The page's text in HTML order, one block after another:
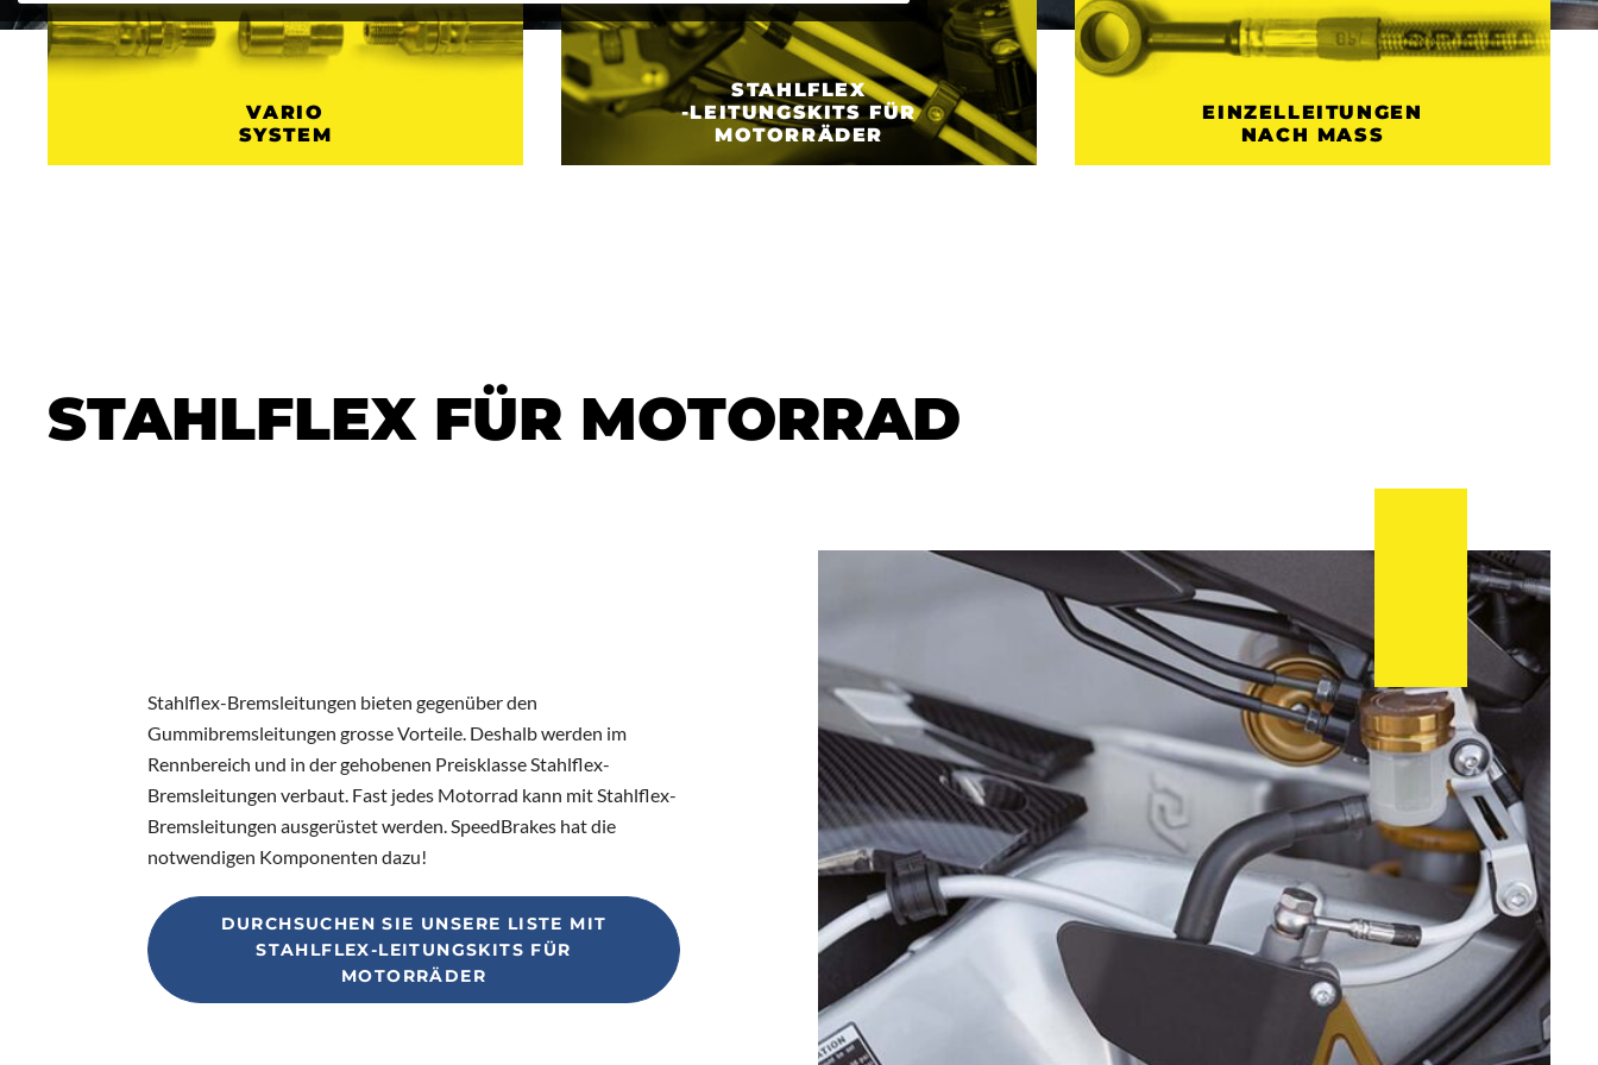
VARIO
SYSTEM
STAHLFLEX
-LEITUNGSKITS FÜR
MOTORRÄDER
EINZELLEITUNGEN
NACH MASS
STAHLFLEX FÜR MOTORRAD
Stahlflex-Bremsleitungen bieten gegenüber den
Gummibremsleitungen grosse Vorteile. Deshalb werden im
Rennbereich und in der gehobenen Preisklasse Stahlflex-
Bremsleitungen verbaut. Fast jedes Motorrad kann mit Stahlflex-
Bremsleitungen ausgerüstet werden. SpeedBrakes hat die
notwendigen Komponenten dazu!
DURCHSUCHEN SIE UNSERE LISTE MIT
STAHLFLEX-LEITUNGSKITS FÜR
MOTORRÄDER